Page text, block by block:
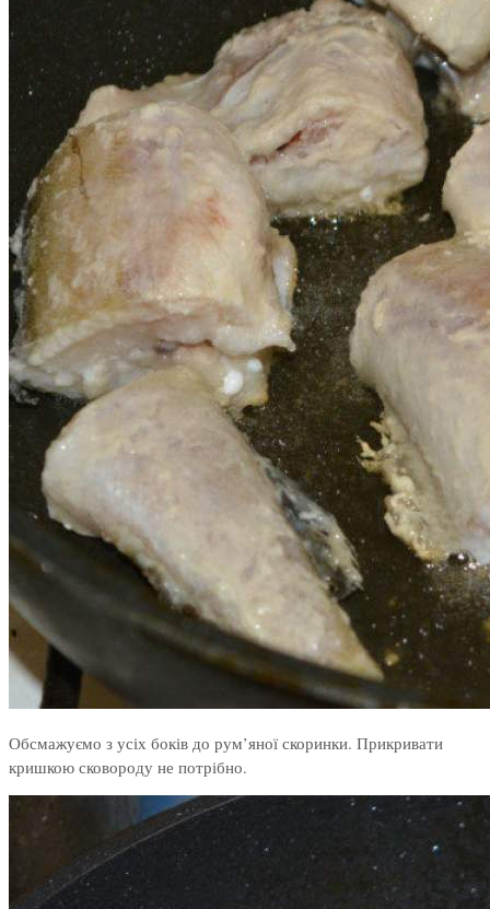
Обсмажуємо з усіх боків до рум’яної скоринки. Прикривати
кришкою сковороду не потрібно.